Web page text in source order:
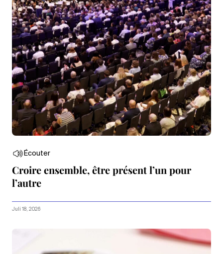
Écouter
Croire ensemble, être présent l’un pour
l’autre
Juli 18, 2026